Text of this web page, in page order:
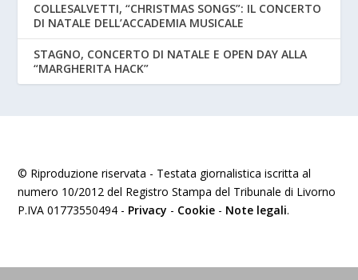
COLLESALVETTI, “CHRISTMAS SONGS”: IL CONCERTO
DI NATALE DELL’ACCADEMIA MUSICALE
STAGNO, CONCERTO DI NATALE E OPEN DAY ALLA
“MARGHERITA HACK”
© Riproduzione riservata - Testata giornalistica iscritta al
numero 10/2012 del Registro Stampa del Tribunale di Livorno
P.IVA 01773550494 - Privacy - Cookie - Note legali.